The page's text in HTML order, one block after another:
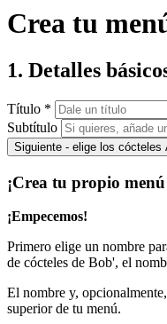
Crea tu
1. Detalles
Título *
Subtítulo
Siguiente - elige los cócteles
¡Crea tu propio menú
¡Empecemos!
Primero elige un nombre
de cócteles de Bob', el
El nombre y,
superior de tu menú.